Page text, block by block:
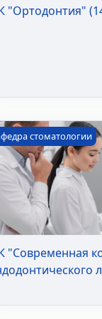
"Ортодонтия"
практике" (36 ч.)
стоматологии
"Современная